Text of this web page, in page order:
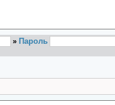
» Пароль